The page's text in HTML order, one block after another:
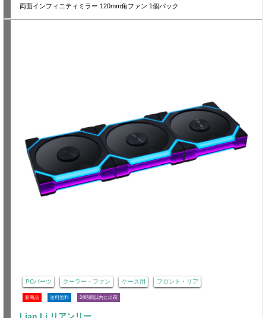
両面インフィニティミラー 120mm角ファン 1個パック
PCパーツ クーラー・ファン ケース用 フロント・リア
新商品 送料無料 24時間以内に出荷